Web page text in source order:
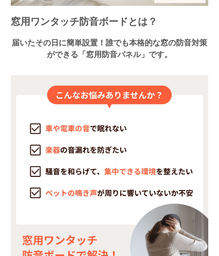
窓用ワンタッチ防音ボードとは？
届いたその日に簡単設置！誰でも本格的な窓の防音対策
ができる「窓用防音パネル」です。